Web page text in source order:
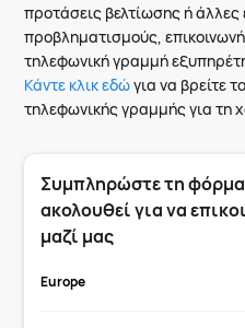
προτάσεις βελτίωσης ή
προβληματισμούς,
τηλεφωνική γραμμή
Κάντε κλικ εδώγια να βρείτε
τηλεφωνικής γραμμής για τη
Συμπληρώστε τη
ακολουθεί για να
μαζί μας
Europe